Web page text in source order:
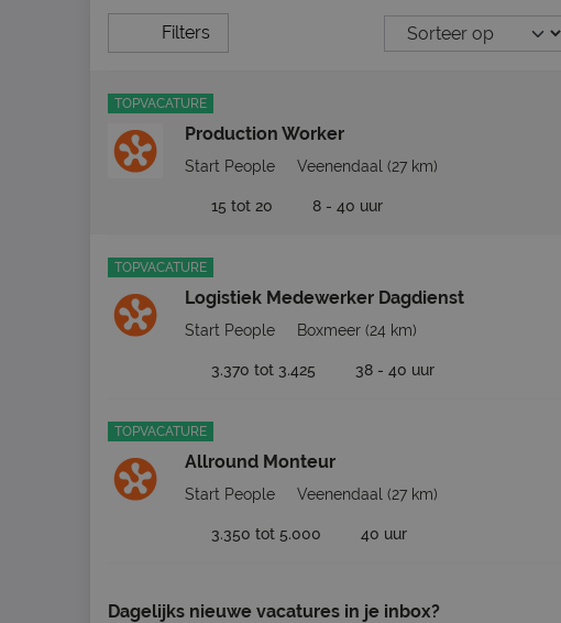
Filters
TOPVACATURE
Production Worker
Start People Veenendaal (27 km)
15 tot 20 8 - 40 uur
TOPVACATURE
Logistiek Medewerker Dagdienst
Start People Boxmeer (24 km)
3.370 tot 3.425 38 - 40 uur
TOPVACATURE
Allround Monteur
Start People Veenendaal (27 km)
3.350 tot 5.000 40 uur
Dagelijks nieuwe vacatures in je inbox?